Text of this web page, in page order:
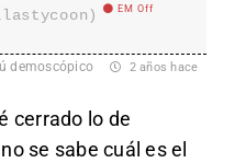
EM Off
demoscópico 2 años hace
cerrado lo de
se sabe cuál es el